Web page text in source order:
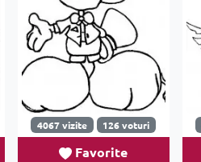
4067 vizite 126 voturi
Favorite